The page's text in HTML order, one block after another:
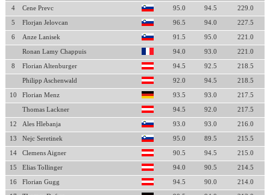
4 Cene Prevc 95.0 94.5 229.0
5 Florjan Jelovcan 96.5 94.0 227.5
6 Anze Lanisek 91.5 95.0 221.0
Ronan Lamy Chappuis 94.0 93.0 221.0
8 Florian Altenburger 94.5 92.5 218.5
Philipp Aschenwald 92.0 94.5 218.5
10 Florian Menz 93.5 93.0 217.5
Thomas Lackner 94.5 92.0 217.5
12 Ales Hlebanja 93.0 93.0 216.0
13 Nejc Seretinek 95.0 89.5 215.5
14 Clemens Aigner 90.5 94.5 215.0
15 Elias Tollinger 94.0 90.5 214.5
16 Florian Gugg 94.5 90.0 214.0